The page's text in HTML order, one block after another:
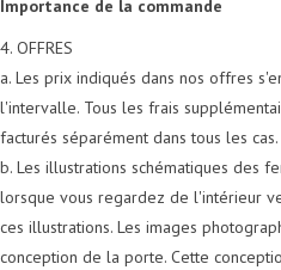
Importance de la commande
4. OFFRES
a. Les prix indiqués dans nos offres
l'intervalle. Tous les frais
facturés séparément dans tous les
b. Les illustrations schématiques des
lorsque vous regardez de l'intérieur
ces illustrations. Les images
conception de la porte. Cette